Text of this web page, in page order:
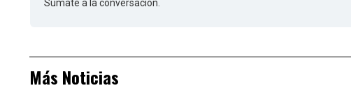
Sumate a la conversación.
Más Noticias